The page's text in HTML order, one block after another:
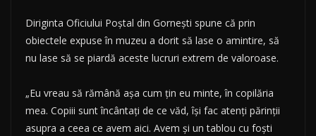
Diriginta Oficiului Poştal din Gorneşti spune că prin
obiectele expuse în muzeu a dorit să lase o amintire, să
nu lase să se piardă aceste lucruri extrem de valoroase.
„Eu vreau să rămână aşa cum ţin eu minte, în copilăria
mea. Copiii sunt încântaţi de ce văd, îşi fac atenţi părinţii
asupra a ceea ce avem aici. Avem şi un tablou cu foşti